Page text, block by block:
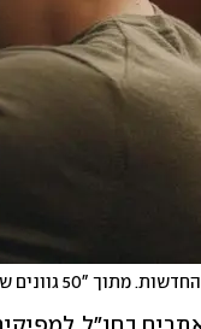
"50 גוונים של אפור"